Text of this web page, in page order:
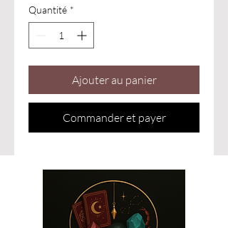
Quantité *
Ajouter au panier
Commander et payer